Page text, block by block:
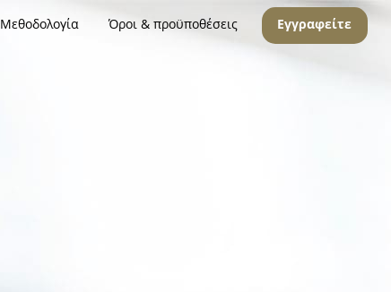
Μεθοδολογία Όροι & προϋποθέσεις Εγγραφείτε